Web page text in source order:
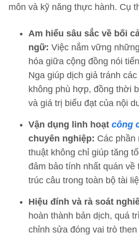
môn và kỹ năng thực hành. Cụ
Am hiểu sâu sắc về bối
ngữ: Việc nắm vững
hóa giữa cộng đồng nói
Nga giúp dịch giả tránh
không phù hợp, đồng thời
và giá trị biểu đạt của nội
Vận dụng linh hoạt công
chuyên nghiệp: Các phần
thuật không chỉ giúp tăng
đảm bảo tính nhất quán về
trúc câu trong toàn bộ tài
Hiệu đính và rà soát
hoàn thành bản dịch, quá
chỉnh sửa đóng vai trò